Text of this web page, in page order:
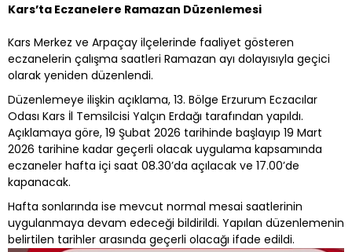
Kars’ta Eczanelere Ramazan Düzenlemesi
Kars Merkez ve Arpaçay ilçelerinde faaliyet gösteren
eczanelerin çalışma saatleri Ramazan ayı dolayısıyla geçici
olarak yeniden düzenlendi.
Düzenlemeye ilişkin açıklama, 13. Bölge Erzurum Eczacılar
Odası Kars İl Temsilcisi Yalçın Erdağı tarafından yapıldı.
Açıklamaya göre, 19 Şubat 2026 tarihinde başlayıp 19 Mart
2026 tarihine kadar geçerli olacak uygulama kapsamında
eczaneler hafta içi saat 08.30’da açılacak ve 17.00’de
kapanacak.
Hafta sonlarında ise mevcut normal mesai saatlerinin
uygulanmaya devam edeceği bildirildi. Yapılan düzenlemenin
belirtilen tarihler arasında geçerli olacağı ifade edildi.